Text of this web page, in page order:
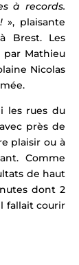
à records.
», plaisante
Brest. Les
par Mathieu
Nicolas
les rues du
avec près de
plaisir ou à
Comme
de haut
dont 2
fallait courir